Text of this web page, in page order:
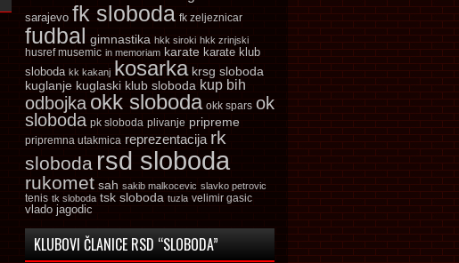
sarajevo fk sloboda fk zeljeznicar
fudbal gimnastika hkk siroki hkk zrinjski
husref musemic in memoriam karate karate klub
sloboda kk kakanj kosarka krsg sloboda
kuglanje kuglaski klub sloboda kup bih
odbojka okk sloboda okk spars ok
sloboda pk sloboda plivanje pripreme
pripremna utakmica reprezentacija rk
sloboda rsd sloboda
rukomet sah sakib malkocevic slavko petrovic
tenis tk sloboda tsk sloboda tuzla velimir gasic
vlado jagodic
KLUBOVI ČLANICE RSD “SLOBODA”